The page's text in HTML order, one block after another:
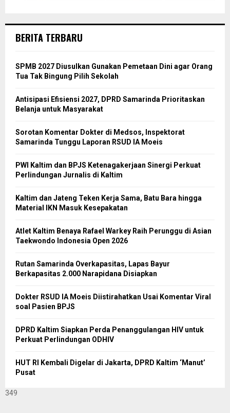
BERITA TERBARU
SPMB 2027 Diusulkan Gunakan Pemetaan Dini agar Orang
Tua Tak Bingung Pilih Sekolah
Antisipasi Efisiensi 2027, DPRD Samarinda Prioritaskan
Belanja untuk Masyarakat
Sorotan Komentar Dokter di Medsos, Inspektorat
Samarinda Tunggu Laporan RSUD IA Moeis
PWI Kaltim dan BPJS Ketenagakerjaan Sinergi Perkuat
Perlindungan Jurnalis di Kaltim
Kaltim dan Jateng Teken Kerja Sama, Batu Bara hingga
Material IKN Masuk Kesepakatan
Atlet Kaltim Benaya Rafael Warkey Raih Perunggu di Asian
Taekwondo Indonesia Open 2026
Rutan Samarinda Overkapasitas, Lapas Bayur
Berkapasitas 2.000 Narapidana Disiapkan
Dokter RSUD IA Moeis Diistirahatkan Usai Komentar Viral
soal Pasien BPJS
DPRD Kaltim Siapkan Perda Penanggulangan HIV untuk
Perkuat Perlindungan ODHIV
HUT RI Kembali Digelar di Jakarta, DPRD Kaltim ‘Manut’
Pusat
349